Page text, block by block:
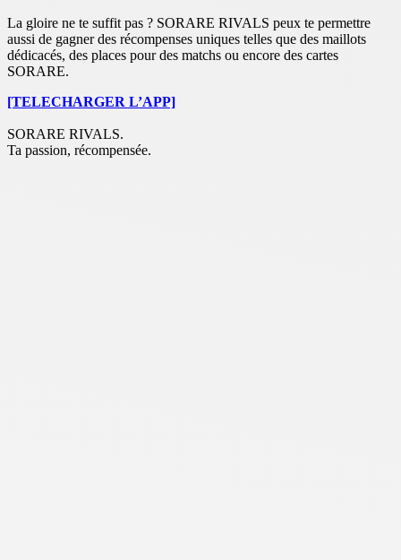
La gloire ne te suffit pas ? SORARE RIVALS peux te permettre
aussi de gagner des récompenses uniques telles que des maillots
dédicacés, des places pour des matchs ou encore des cartes
SORARE.
[TELECHARGER L’APP]
SORARE RIVALS.
Ta passion, récompensée.